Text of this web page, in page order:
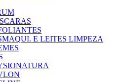
E LEITES LIMPEZA